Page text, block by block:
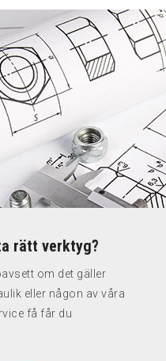
rätt verktyg?
om det gäller
eller någon av våra
få får du